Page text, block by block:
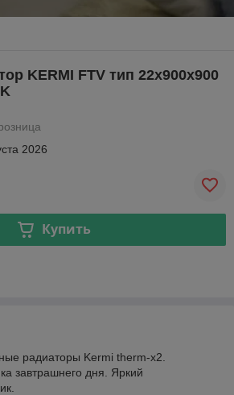
KERMI FTV тип 22х900х900
2026
Купить
радиаторы Kermi therm-x2.
завтрашнего дня. Яркий